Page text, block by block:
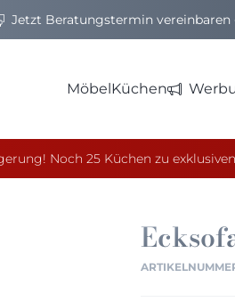
Jetzt Beratungstermin vereinbaren
MöbelKüchen
Noch 25 Küchen zu